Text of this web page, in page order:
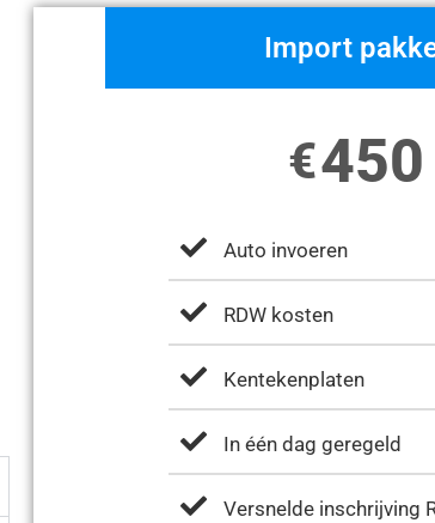
Import
€450
Auto invoeren
RDW kosten
Kentekenplaten
In één dag geregeld
Versnelde inschrijving